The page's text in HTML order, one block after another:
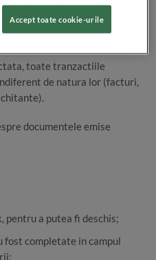
toate tranzactiile
de natura lor (facturi,
documentele emise
pentru a putea fi deschis;
completate in campul
Accept toate cookie-urile